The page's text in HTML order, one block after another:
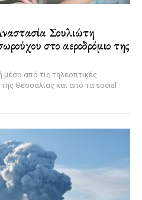
Σουλιώτη
στο αεροδρόμιο της
από τις τηλεοπτικές
Θεσσαλίας και από τα social